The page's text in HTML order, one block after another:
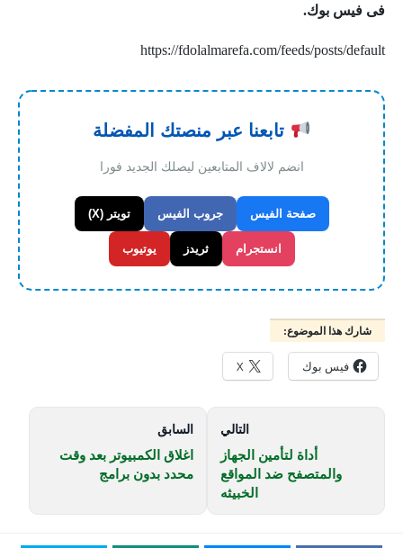
فى فيس بوك.
https://fdolalmarefa.com/feeds/posts/default
تابعنا عبر منصتك المفضلة
انضم لالاف المتابعين ليصلك الجديد فورا
صفحة الفيس جروب الفيس تويتر (X)
انستجرام ثريدز يوتيوب
شارك هذا الموضوع:
فيس بوك X
التالي
أداة لتأمين الجهاز
والمتصفح ضد المواقع
الخبيثه
السابق
اغلاق الكمبيوتر بعد وقت
محدد بدون برامج